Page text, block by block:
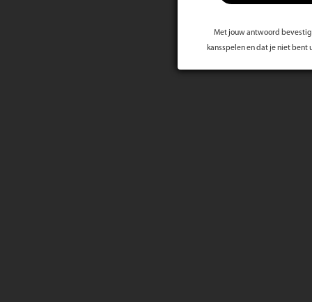
Met jouw antwoord bevestig
kansspelen en dat je niet bent